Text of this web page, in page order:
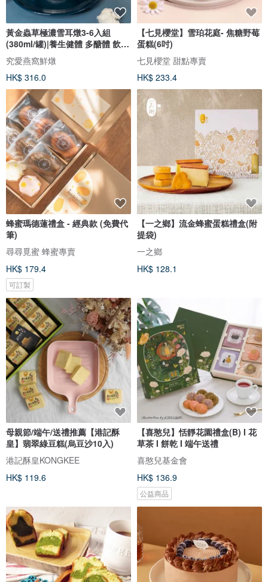
黃金蟲草極濃雪耳燉3-6入組
(380ml/罐)|養生健體 多醣體 飲控
首選
究愛燕窩鮮燉
HK$ 316.0
【七見櫻堂】雪珀花庭- 焦糖野莓
蛋糕(6吋)
七見櫻堂 甜點專賣
HK$ 233.4
蜂蜜瑪德蓮禮盒 - 經典款 (免費代
筆)
尋尋覓蜜 蜂蜜專賣
HK$ 179.4
可訂製
【一之鄉】流金蜂蜜蛋糕禮盒(附
提袋)
一之鄉
HK$ 128.1
母親節/端午/送禮推薦【港記酥
皇】翡翠綠豆糕(烏豆沙10入)
港記酥皇KONGKEE
HK$ 119.6
【喜憨兒】恬靜花園禮盒(B) I 花
草茶 I 餅乾 I 端午送禮
喜憨兒基金會
HK$ 136.9
公益商品